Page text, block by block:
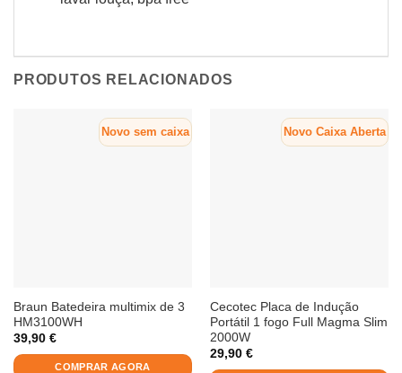
PRODUTOS RELACIONADOS
Novo sem caixa
Braun Batedeira multimix de 3
HM3100WH
39,90 €
COMPRAR AGORA
Novo Caixa Aberta
Cecotec Placa de Indução
Portátil 1 fogo Full Magma Slim
2000W
29,90 €